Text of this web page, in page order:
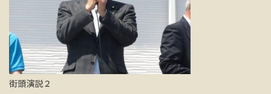
街頭演説２